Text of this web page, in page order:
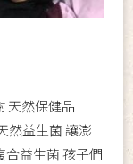
天然保健品
然益生菌 讓澎
合益生菌 孩子們